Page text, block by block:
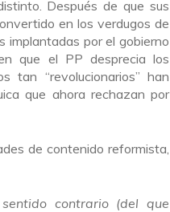
Después de que sus
en los verdugos de
implantadas por el gobierno
que el PP desprecia los
tan “revolucionarios” han
que ahora rechazan por
de contenido reformista,
contrario (del que